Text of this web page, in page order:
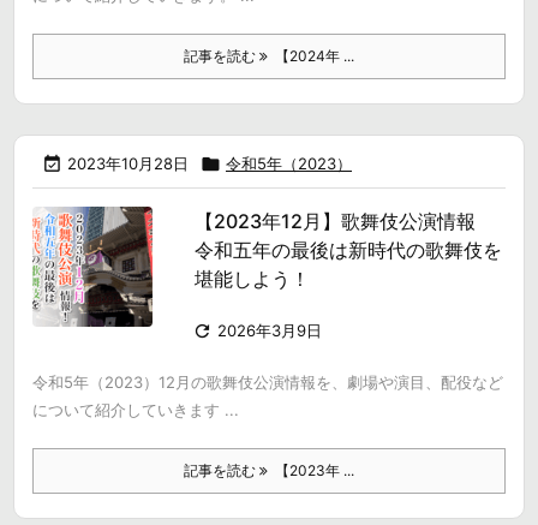
記事を読む 【2024年 ...
 2023年10月28日  令和5年（2023）
【2023年12月】歌舞伎公演情報
令和五年の最後は新時代の歌舞伎を
堪能しよう！
 2026年3月9日
令和5年（2023）12月の歌舞伎公演情報を、劇場や演目、配役など
について紹介していきます ...
記事を読む 【2023年 ...